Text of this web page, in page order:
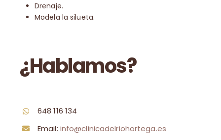
Drenaje.
Modela la silueta.
¿Hablamos?
648 116 134
Email: info@clinicadelriohortega.es